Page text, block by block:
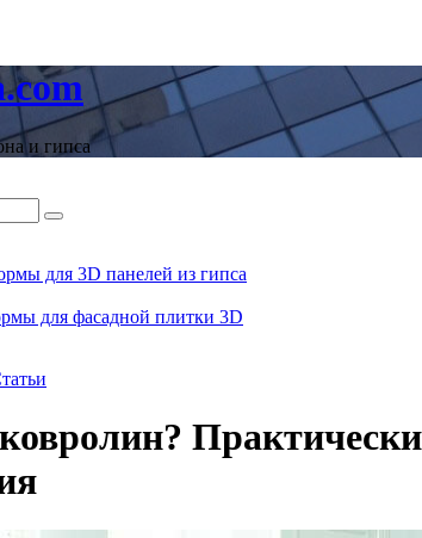
и гипса
для 3D панелей из гипса
для фасадной плитки 3D